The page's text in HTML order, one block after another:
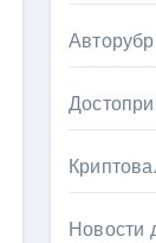
Новости